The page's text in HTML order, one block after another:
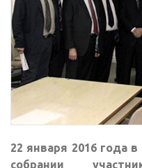
22 января 2016 года
собрании